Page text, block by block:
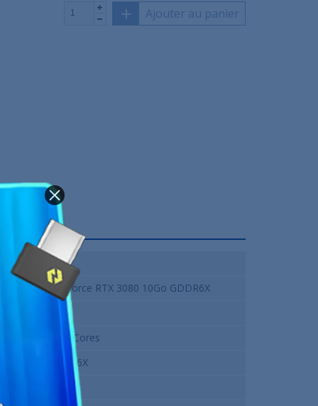
Ajouter au panier
Nvidia
NVIDIA GeForce RTX 3080 10Go GDDR6X
8704 CUDA Cores
10 Go GDDR6X